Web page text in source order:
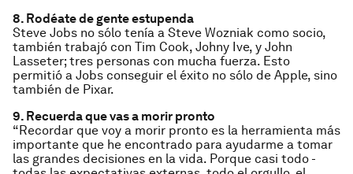
8. Rodéate de gente estupenda
Steve Jobs no sólo tenía a Steve Wozniak como socio,
también trabajó con Tim Cook, Johny Ive, y John
Lasseter; tres personas con mucha fuerza. Esto
permitió a Jobs conseguir el éxito no sólo de Apple, sino
también de Pixar.
9. Recuerda que vas a morir pronto
“Recordar que voy a morir pronto es la herramienta más
importante que he encontrado para ayudarme a tomar
las grandes decisiones en la vida. Porque casi todo -